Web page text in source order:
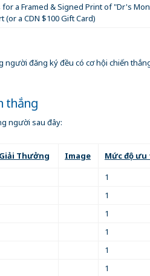
for a Framed & Signed Print of "Dr's
(or a CDN $100 Gift Card)
người đăng ký đều có cơ hội chiến
thắng
người sau đây:
Giải Thưởng Image
Mức độ
1
1
1
1
1
1